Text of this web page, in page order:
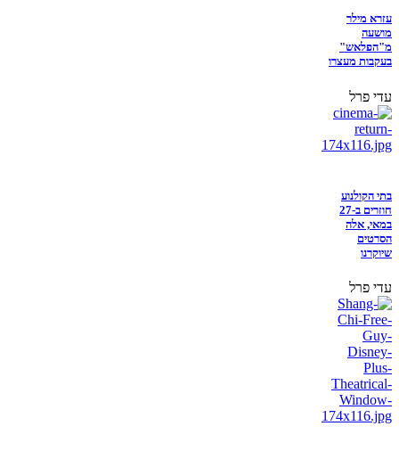
עזרא מילר
מושעה
מ"הפלאש"
בעקבות מעצרו
עדי פרל
בתי הקולנוע
חוזרים ב-27
במאי, אלה
הסרטים
שיוקרנו
עדי פרל